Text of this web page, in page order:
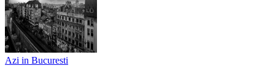
Azi in Bucuresti